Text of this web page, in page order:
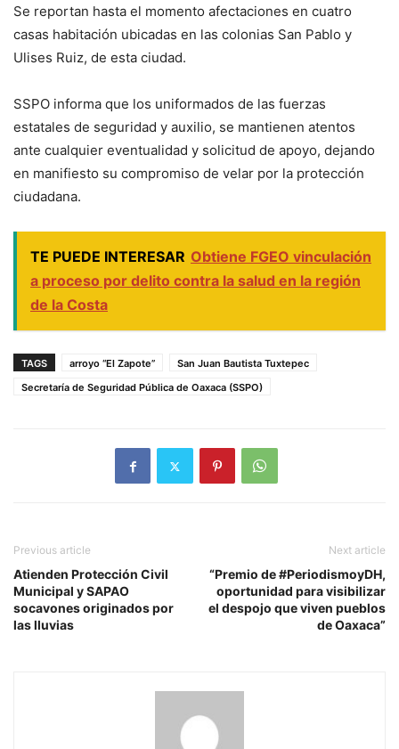
Se reportan hasta el momento afectaciones en cuatro
casas habitación ubicadas en las colonias San Pablo y
Ulises Ruiz, de esta ciudad.
SSPO informa que los uniformados de las fuerzas
estatales de seguridad y auxilio, se mantienen atentos
ante cualquier eventualidad y solicitud de apoyo, dejando
en manifiesto su compromiso de velar por la protección
ciudadana.
TE PUEDE INTERESAR Obtiene FGEO vinculación
a proceso por delito contra la salud en la región
de la Costa
TAGS arroyo “El Zapote”
San Juan Bautista Tuxtepec
Secretaría de Seguridad Pública de Oaxaca (SSPO)
Previous article
Atienden Protección Civil
Municipal y SAPAO
socavones originados por
las lluvias
Next article
“Premio de #PeriodismoyDH,
oportunidad para visibilizar
el despojo que viven pueblos
de Oaxaca”